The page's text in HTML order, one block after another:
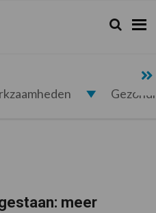
Zoeken...
Zoek
meer